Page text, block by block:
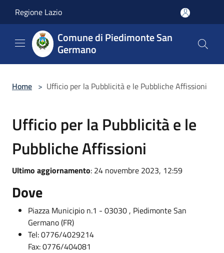
Regione Lazio
Comune di Piedimonte San
Germano
Home > Ufficio per la Pubblicità e le Pubbliche Affissioni
Ufficio per la Pubblicità e le
Pubbliche Affissioni
Ultimo aggiornamento: 24 novembre 2023, 12:59
Dove
Piazza Municipio n.1 - 03030 , Piedimonte San
Germano (FR)
Tel: 0776/4029214
Fax: 0776/404081